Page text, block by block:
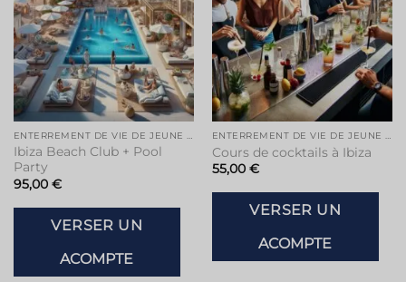
ENTERREMENT DE VIE DE JEUNE FILLE À IBIZA
Ibiza Beach Club + Pool
Party
95,00 €
VERSER UN
ACOMPTE
ENTERREMENT DE VIE DE JEUNE FILLE À IBIZA
Cours de cocktails à Ibiza
55,00 €
VERSER UN
ACOMPTE